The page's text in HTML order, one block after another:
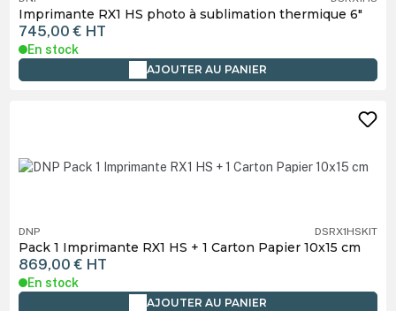
Imprimante RX1 HS photo à sublimation thermique 6"
745,00 € HT
En stock
AJOUTER AU PANIER
DNP DSRX1HSKIT
Pack 1 Imprimante RX1 HS + 1 Carton Papier 10x15 cm
869,00 € HT
En stock
AJOUTER AU PANIER